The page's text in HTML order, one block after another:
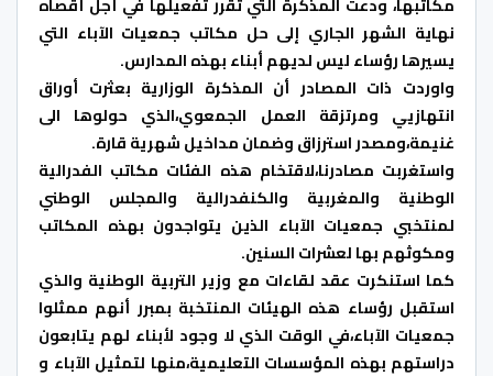
نهاية الشهر الجاري إلى حل مكاتب جمعيات الآباء التي
يسيرها رؤساء ليس لديهم أبناء بهذه المدارس.
واوردت ذات المصادر أن المذكرة الوزارية بعثرت أوراق
انتهازيي ومرتزقة العمل الجمعوي،الذي حولوها الى
غنيمة،ومصدر استرزاق وضمان مداخيل شهرية قارة.
واستغربت مصادرنا،لاقتخام هذه الفئات مكاتب الفدرالية
الوطنية والمغربية والكنفدرالية والمجلس الوطني
لمنتخبي جمعيات الآباء الذين يتواجدون بهذه المكاتب
ومكوثهم بها لعشرات السنين.
كما استنكرت عقد لقاءات مع وزير التربية الوطنية والذي
استقبل رؤساء هذه الهيئات المنتخبة بمبرر أنهم ممثلوا
جمعيات الآباء،في الوقت الذي لا وجود لأبناء لهم يتابعون
دراستهم بهذه المؤسسات التعليمية،منها لتمثيل الآباء و